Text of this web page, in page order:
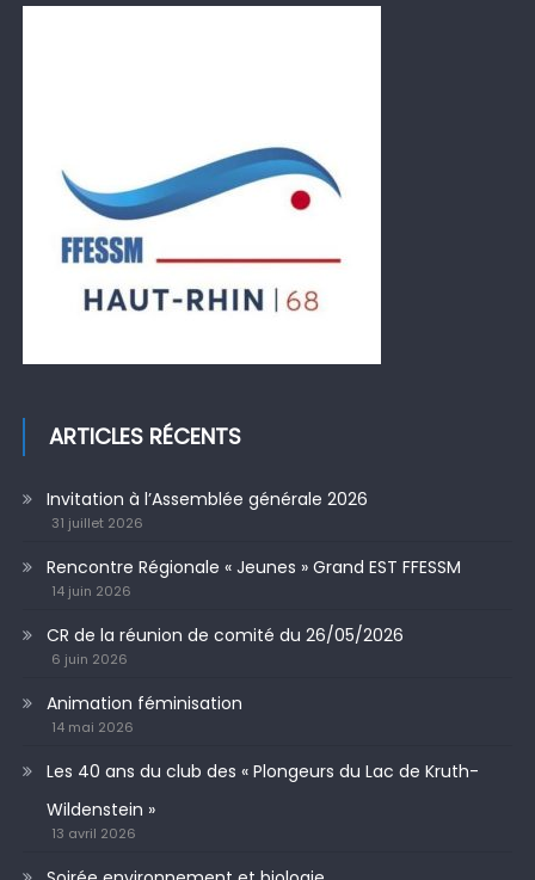
ARTICLES RÉCENTS
Invitation à l’Assemblée générale 2026
31 juillet 2026
Rencontre Régionale « Jeunes » Grand EST FFESSM
14 juin 2026
CR de la réunion de comité du 26/05/2026
6 juin 2026
Animation féminisation
14 mai 2026
Les 40 ans du club des « Plongeurs du Lac de Kruth-
Wildenstein »
13 avril 2026